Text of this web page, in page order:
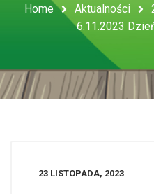
Home Aktualności
6.11.2023
23 LISTOPADA, 2023